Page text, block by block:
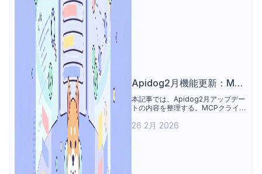
Apidog2月機能更新：MCP
デバッグ強化、並列テスト
＆共有データ
本記事では、Apidog2月アップデー
トの内容を整理する。MCPクライア
中心に、並行実行および環境を意識
26 2月 2026